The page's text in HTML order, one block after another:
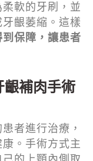
軟的牙刷，並
齦萎縮。這樣
保障，讓患者
齦補肉手術
者進行治療，
。手術方式主